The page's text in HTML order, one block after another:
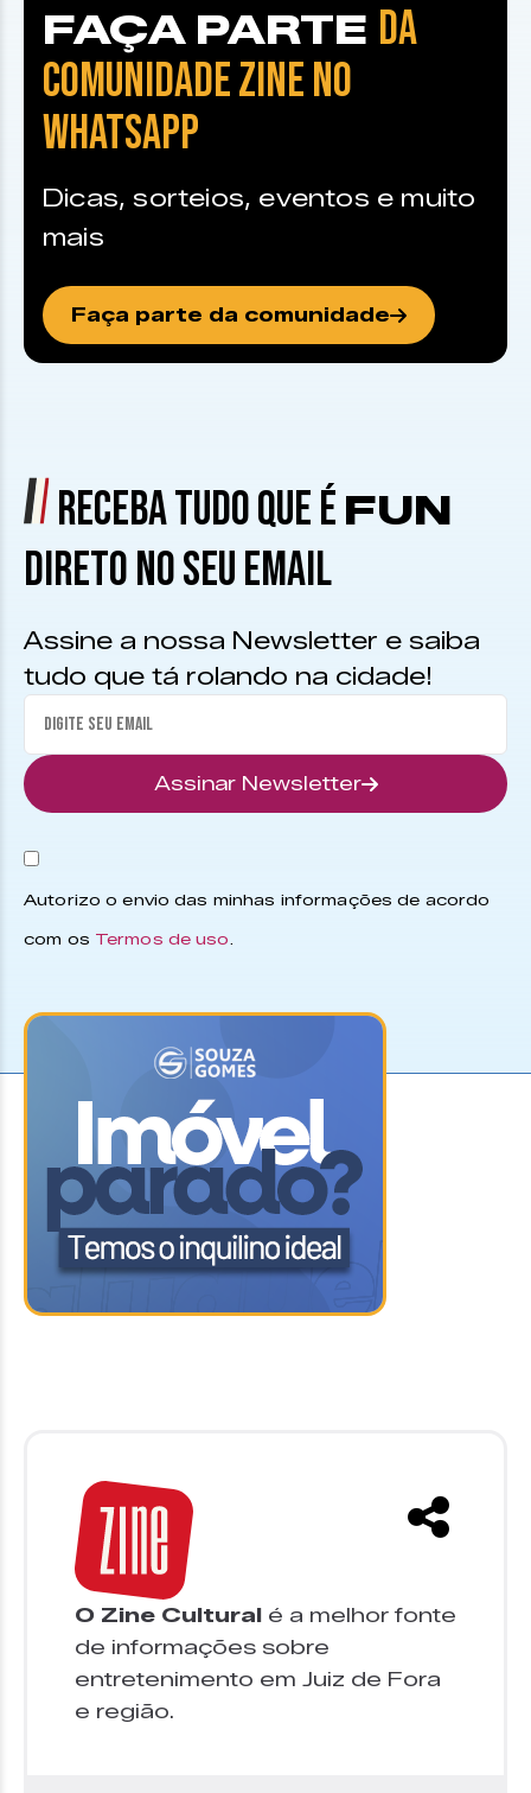
FAÇA PARTE DA
COMUNIDADE ZINE NO
WHATSAPP
Dicas, sorteios, eventos e muito
mais
Faça parte da comunidade
RECEBA TUDO QUE É FUN
DIRETO NO SEU EMAIL
Assine a nossa Newsletter e saiba
tudo que tá rolando na cidade!
Assinar Newsletter
Autorizo o envio das minhas informações de acordo
com os Termos de uso.
O Zine Cultural é a melhor fonte
de informações sobre
entretenimento em Juiz de Fora
e região.